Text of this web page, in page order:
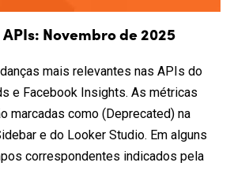
Novembro de 2025
mais relevantes nas APIs do
e Facebook Insights. As métricas
marcadas como (Deprecated) na
e do Looker Studio. Em alguns
correspondentes indicados pela